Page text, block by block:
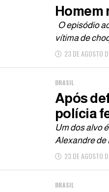
Homem
O episódio
vítima de
23 DE AGOSTO
BRASIL
Após
polícia
Um dos alvo
Alexandre de
23 DE AGOSTO
BRASIL